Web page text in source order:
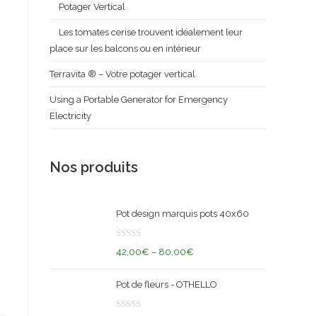
Potager Vertical
Les tomates cerise trouvent idéalement leur
place sur les balcons ou en intérieur
Terravita ® – Votre potager vertical
Using a Portable Generator for Emergency
Electricity
Nos produits
Pot design marquis pots 40x60
e
0
42,00€ – 80,00€
Pot de fleurs - OTHELLO